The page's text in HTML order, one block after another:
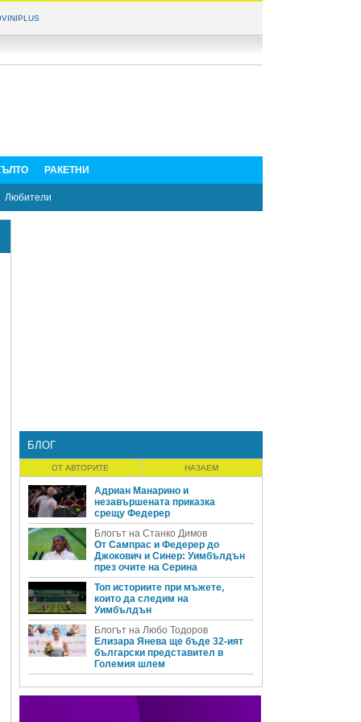
РАКЕТНИ
Любители
БЛОГ
ОТ АВТОРИТЕ НАЗАЕМ
Адриан Манарино и
незавършената приказка
срещу Федерер
Блогът на Станко Димов
От Сампрас и Федерер до
Джокович и Синер: Уимбълдън
през очите на Серина
Топ историите при мъжете,
които да следим на
Уимбълдън
Блогът на Любо Тодоров
Елизара Янева ще бъде 32-ият
български представител в
Големия шлем